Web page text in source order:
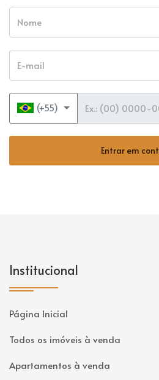
Telefone
(+55)
Entrar em
Institucional
Página Inicial
Todos os imóveis à venda
Apartamentos à venda